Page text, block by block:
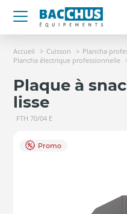
Accueil Cuisson
Plancha
Plancha électrique professionnelle
Plaque à
lisse
FTH 70/04 E
Promo